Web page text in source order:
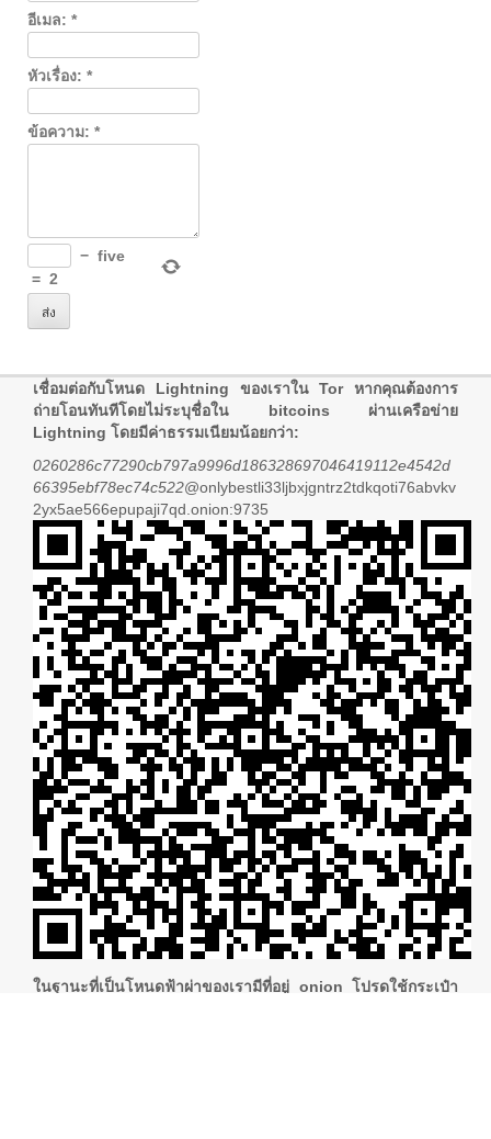
อีเมล: *
หัวเรื่อง: *
ข้อความ: *
− five
= 2
เชื่อมต่อกับโหนด Lightning ของเราใน Tor หากคุณต้องการ
ถ่ายโอนทันทีโดยไม่ระบุชื่อใน bitcoins ผ่านเครือข่าย
Lightning โดยมีค่าธรรมเนียมน้อยกว่า:
0260286c77290cb797a9996d186328697046419112e4542d
66395ebf78ec74c522@onlybestli33ljbxjgntrz2tdkqoti76abvkv
2yx5ae566epupaji7qd.onion:9735
ในฐานะที่เป็นโหนดฟ้าผ่าของเรามีที่อยู่ onion โปรดใช้กระเป๋า